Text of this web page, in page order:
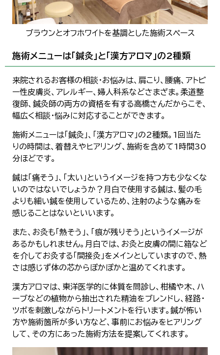
ブラウンとオフホワイトを基調とした施術スペース
施術メニューは「鍼灸」と「漢方アロマ」の2種類
来院されるお客様の相談・お悩みは、肩こり、腰痛、アトピ
ー性皮膚炎、アレルギー、婦人科系などさまざま。柔道整
復師、鍼灸師の両方の資格を有する高橋さんだからこそ、
幅広く相談・悩みに対応することができます。
施術メニューは「鍼灸」、「漢方アロマ」の2種類。1回当た
りの時間は、着替えやヒアリング、施術を含めて1時間30
分ほどです。
鍼は「痛そう」、「太い」というイメージを持つ方も少なくな
いのではないでしょうか？月白で使用する鍼は、髪の毛
よりも細い鍼を使用しているため、注射のような痛みを
感じることはないといいます。
また、お灸も「熱そう」、「痕が残りそう」というイメージが
あるかもしれません。月白では、お灸と皮膚の間に箱など
を介してお灸する「間接灸」をメインとしていますので、熱
さは感じず体の芯からぽかぽかと温めてくれます。
漢方アロマは、東洋医学的に体質を問診し、柑橘や木、ハ
ーブなどの植物から抽出された精油をブレンドし、経路・
ツボを刺激しながらトリートメントを行います。鍼が怖い
方や施術箇所が多い方など、事前にお悩みをヒアリング
して、その方にあった施術方法を提案してくれます。